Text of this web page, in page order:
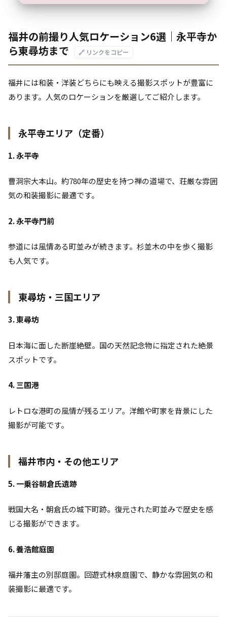
福井の前撮り人気ロケーション6選｜永平寺か
ら東尋坊まで
🔗 リンクをコピー
福井には和装・洋装どちらにも映える撮影スポットが豊富に
あります。人気のロケーションを厳選してご紹介します。
永平寺エリア（定番）
1. 永平寺
曹洞宗大本山。約780年の歴史を持つ禅の道場で、荘厳な雰囲
気の和装撮影に最適です。
2. 永平寺門前
参道には風情ある町並みが続きます。杉並木の中を歩く撮影
も人気です。
東尋坊・三国エリア
3. 東尋坊
日本海に面した断崖絶壁。国の天然記念物に指定された絶景
スポットです。
4. 三国港
レトロな港町の風情が残るエリア。洋館や町家を背景にした
撮影が可能です。
福井市内・その他エリア
5. 一乗谷朝倉氏遺跡
戦国大名・朝倉氏の城下町跡。復元された町並みで歴史を感
じる撮影ができます。
6. 養浩館庭園
福井藩主の別邸庭園。回遊式林泉庭園で、静かな雰囲気の和
装撮影に最適です。